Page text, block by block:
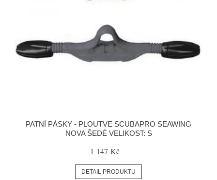
PATNÍ PÁSKY - PLOUTVE SCUBAPRO SEAWING
NOVA ŠEDÉ VELIKOST: S
1 147 Kč
DETAIL PRODUKTU